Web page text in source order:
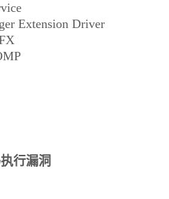
Extension Driver
行漏洞